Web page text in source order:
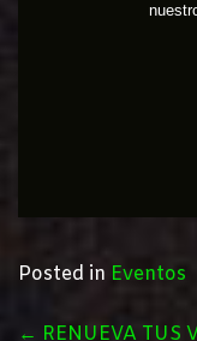
Posted in Eventos
POST
← RENUEVA TUS